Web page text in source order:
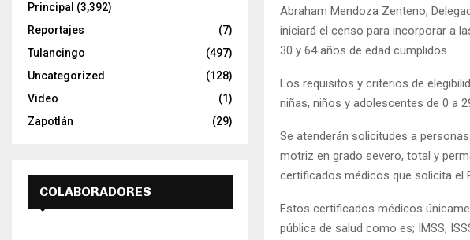
Abraham Mendoza Zenteno,
iniciará el censo para incorporar a
30 y 64 años de edad cumplidos.
Los requisitos y criterios de
niñas, niños y adolescentes de 0 a
Se atenderán solicitudes a
motriz en grado severo, total y
certificados médicos que solicita el
Estos certificados médicos
pública de salud como es; IMSS,
Principal (3,392)
Reportajes
(7)
Tulancingo
(497)
Uncategorized
(128)
Video
(1)
Zapotlán
(29)
COLABORADORES